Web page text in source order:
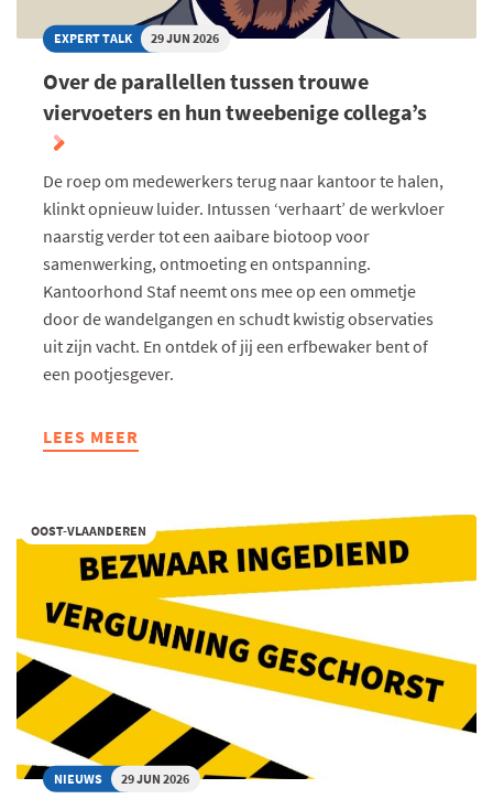
EXPERT TALK 29 JUN 2026
Over de parallellen tussen trouwe
viervoeters en hun tweebenige collega’s
De roep om medewerkers terug naar kantoor te halen,
klinkt opnieuw luider. Intussen ‘verhaart’ de werkvloer
naarstig verder tot een aaibare biotoop voor
samenwerking, ontmoeting en ontspanning.
Kantoorhond Staf neemt ons mee op een ommetje
door de wandelgangen en schudt kwistig observaties
uit zijn vacht. En ontdek of jij een erfbewaker bent of
een pootjesgever.
LEES MEER
ABOUT
TUSSEN
TROUWE
VIERVOETERS
EN
HUN
TWEEBENIGE
COLLEGA’S
OOST-VLAANDEREN
NIEUWS 29 JUN 2026